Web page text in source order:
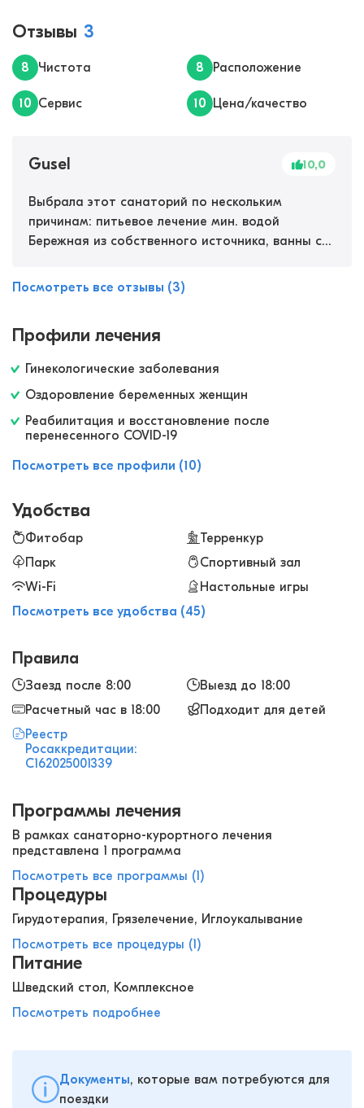
Отзывы 3
8 Чистота 8 Расположение
10 Сервис 10 Цена/качество
Gusel 10,0
Выбрала этот санаторий по нескольким
причинам: питьевое лечение мин. водой
Бережная из собственного источника, ванны с
лечение грязью Сакского озера, все эти
процедуры отлично помогают при проблемах с
диагностики мне назначили лечебную
Лечением осталась очень довольна, прошли
восполительные процессы, улучшилось общее
состояние, к тому же отлично отдохнула.
Посмотреть все отзывы (3)
Профили лечения
Гинекологические заболевания
Оздоровление беременных женщин
Реабилитация и восстановление после
перенесенного COVID-19
Посмотреть все профили (10)
Удобства
Фитобар
Терренкур
Парк
Спортивный зал
Wi-Fi
Настольные игры
Посмотреть все удобства (45)
Правила
Заезд после 8:00
Выезд до 18:00
Расчетный час в 18:00
Подходит для детей
Реестр
Росаккредитации:
С162025001339
Программы лечения
В рамках санаторно-курортного лечения
представлена 1 программа
Посмотреть все программы (1)
Процедуры
Гирудотерапия, Грязелечение, Иглоукалывание
Посмотреть все процедуры (1)
Питание
Шведский стол, Комплексное
Посмотреть подробнее
Документы, которые вам потребуются для
поездки